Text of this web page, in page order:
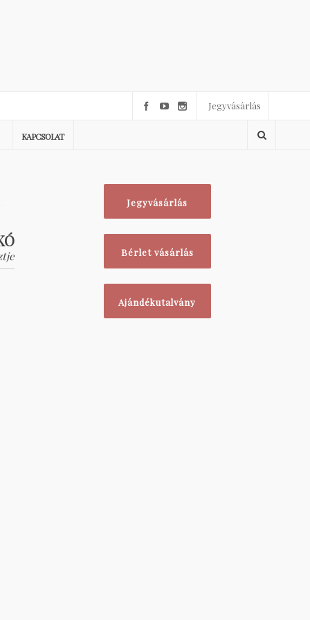
Jegyvásárlás
KAPCSOLAT
Jegyvásárlás
Bérlet vásárlás
Ajándékutalvány